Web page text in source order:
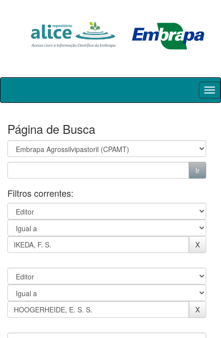
Skip
Página de Busca
Filtros correntes: